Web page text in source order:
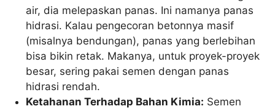
air, dia melepaskan panas. Ini namanya panas
hidrasi. Kalau pengecoran betonnya masif
(misalnya bendungan), panas yang berlebihan
bisa bikin retak. Makanya, untuk proyek-proyek
besar, sering pakai semen dengan panas
hidrasi rendah.
Ketahanan Terhadap Bahan Kimia: Semen